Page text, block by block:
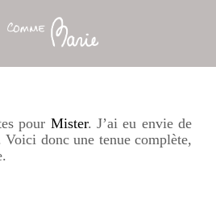
pour Mister. J’ai eu envie de
donc une tenue complète,